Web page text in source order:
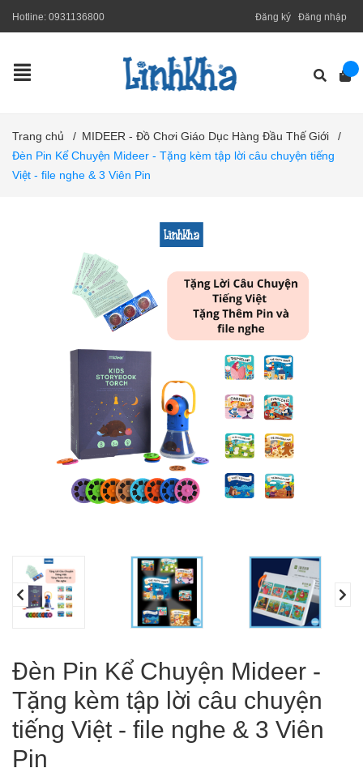
Hotline: 0931136800 Đăng ký Đăng nhập
Trang chủ / MIDEER - Đồ Chơi Giáo Dục Hàng Đầu Thế Giới
/
Đèn Pin Kể Chuyện Mideer - Tặng kèm tập lời câu chuyện tiếng
Việt - file nghe & 3 Viên Pin
Đèn Pin Kể Chuyện Mideer -
Tặng kèm tập lời câu chuyện
tiếng Việt - file nghe & 3 Viên
Pin